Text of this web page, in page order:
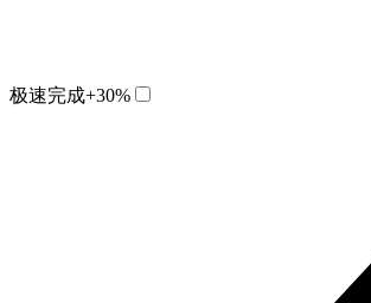
极速完成+30%